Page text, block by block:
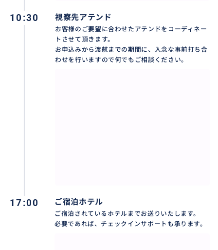
10:30 視察先アテンド
お客様のご要望に合わせたアテンドをコーディネー
トさせて頂きます。
お申込みから渡航までの期間に、入念な事前打ち合
わせを行いますので何でもご相談ください。
17:00 ご宿泊ホテル
ご宿泊されているホテルまでお送りいたします。
必要であれば、チェックインサポートも承ります。